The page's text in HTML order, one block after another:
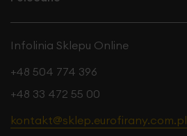
Infolinia Sklepu Online
+48 504 774 396
+48 33 472 55 00
kontakt@sklep.eurofirany.com.pl